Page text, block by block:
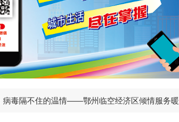
病毒隔不住的温情——鄂州临空经济区倾情服务暖